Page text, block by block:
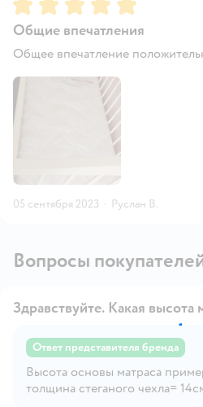
Общие впечатления
Общее впечатление
05 сентября 2023 · Руслан В.
Вопросы
Здравствуйте. Какая высота
Ответ представителя бренда
Высота основы матраса
толщина стеганого чехла=